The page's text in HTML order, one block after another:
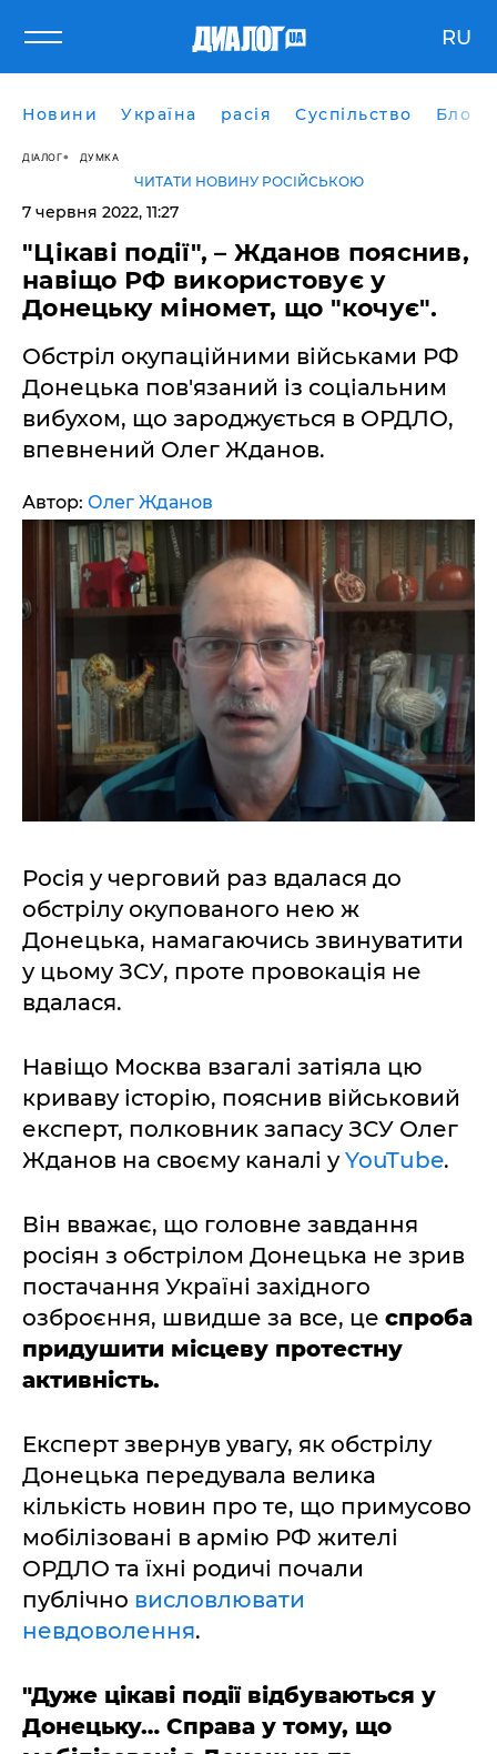
RU
Новини Україна расія Суспільство Блоги
ДІАЛОГ ДУМКА
ЧИТАТИ НОВИНУ РОСІЙСЬКОЮ
7 червня 2022, 11:27
"Цікаві події", – Жданов пояснив,
навіщо РФ використовує у
Донецьку міномет, що "кочує".
Обстріл окупаційними військами РФ
Донецька пов'язаний із соціальним
вибухом, що зароджується в ОРДЛО,
впевнений Олег Жданов.
Автор: Олег Жданов
Росія у черговий раз вдалася до
обстрілу окупованого нею ж
Донецька, намагаючись звинуватити
у цьому ЗСУ, проте провокація не
вдалася.
Навіщо Москва взагалі затіяла цю
криваву історію, пояснив військовий
експерт, полковник запасу ЗСУ Олег
Жданов на своєму каналі уYouTube.
Він вважає, що головне завдання
росіян з обстрілом Донецька не зрив
постачання Україні західного
озброєння, швидше за все, це спроба
придушити місцеву протестну
активність.
Експерт звернув увагу, як обстрілу
Донецька передувала велика
кількість новин про те, що примусово
мобілізовані в армію РФ жителі
ОРДЛО та їхні родичі почали
публічно висловлювати
невдоволення.
"Дуже цікаві події відбуваються у
Донецьку… Справа у тому, що